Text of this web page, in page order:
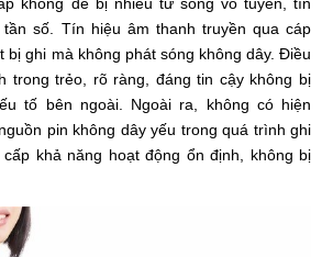
số. Tín hiệu âm thanh truyền qua cáp
bị ghi mà không phát sóng không dây. Điều
trong trẻo, rõ ràng, đáng tin cậy không bị
tố bên ngoài. Ngoài ra, không có hiện
pin không dây yếu trong quá trình ghi
khả năng hoạt động ổn định, không bị